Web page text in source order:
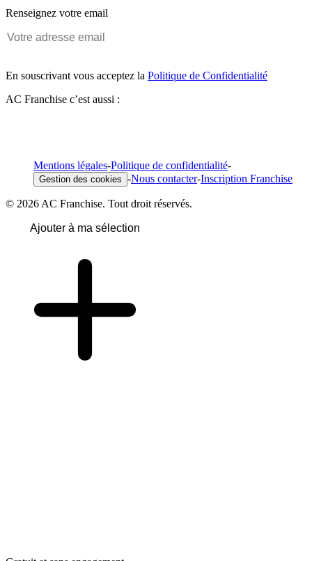
Renseignez votre email
En souscrivant vous acceptez la Politique de Confidentialité
AC Franchise c’est aussi :
Mentions légales-Politique de confidentialité-
Gestion des cookies -Nous contacter-Inscription Franchise
© 2026 AC Franchise. Tout droit réservés.
Ajouter à ma sélection